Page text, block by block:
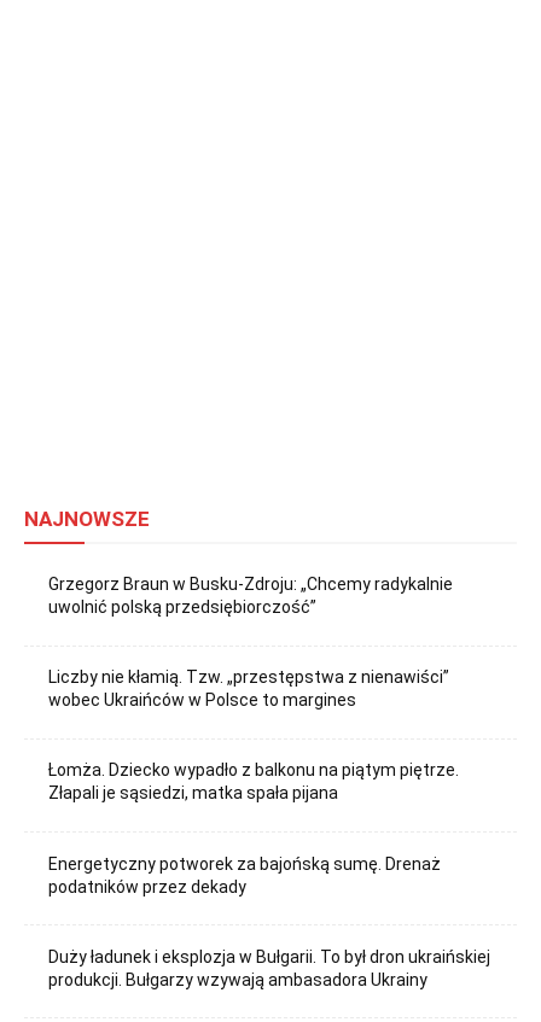
NAJNOWSZE
Grzegorz Braun w Busku-Zdroju: „Chcemy radykalnie
uwolnić polską przedsiębiorczość”
Liczby nie kłamią. Tzw. „przestępstwa z nienawiści”
wobec Ukraińców w Polsce to margines
Łomża. Dziecko wypadło z balkonu na piątym piętrze.
Złapali je sąsiedzi, matka spała pijana
Energetyczny potworek za bajońską sumę. Drenaż
podatników przez dekady
Duży ładunek i eksplozja w Bułgarii. To był dron ukraińskiej
produkcji. Bułgarzy wzywają ambasadora Ukrainy